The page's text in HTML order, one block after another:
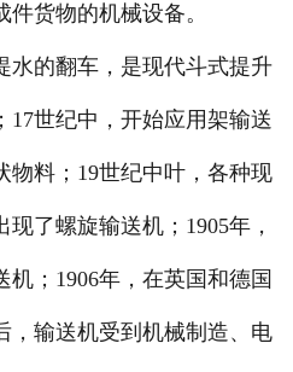
货物的机械设备。
水的翻车，是现代斗式提升
17世纪中，开始应用架输送
物料；19世纪中叶，各种现
了螺旋输送机；1905年，
；1906年，在英国和德国
，输送机受到机械制造、电